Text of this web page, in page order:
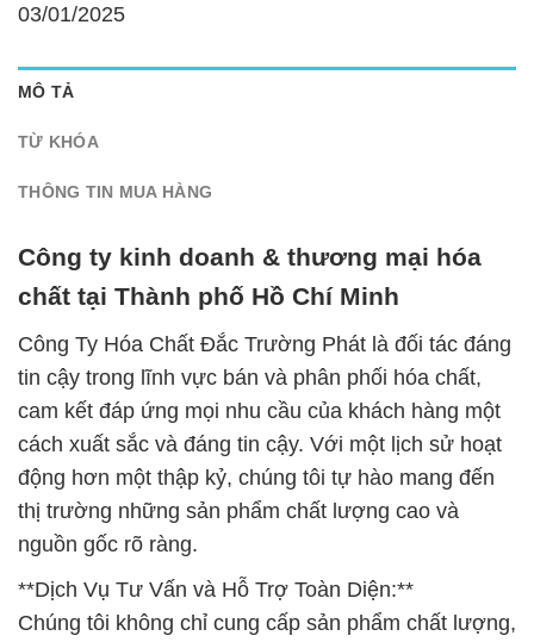
03/01/2025
MÔ TẢ
TỪ KHÓA
THÔNG TIN MUA HÀNG
Công ty kinh doanh & thương mại hóa
chất tại Thành phố Hồ Chí Minh
Công Ty Hóa Chất Đắc Trường Phát là đối tác đáng
tin cậy trong lĩnh vực bán và phân phối hóa chất,
cam kết đáp ứng mọi nhu cầu của khách hàng một
cách xuất sắc và đáng tin cậy. Với một lịch sử hoạt
động hơn một thập kỷ, chúng tôi tự hào mang đến
thị trường những sản phẩm chất lượng cao và
nguồn gốc rõ ràng.
**Dịch Vụ Tư Vấn và Hỗ Trợ Toàn Diện:**
Chúng tôi không chỉ cung cấp sản phẩm chất lượng,